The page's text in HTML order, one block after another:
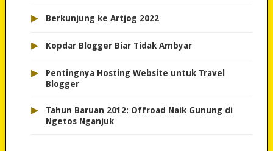
▸ Berkunjung ke Artjog 2022
▸ Kopdar Blogger Biar Tidak Ambyar
▸
Pentingnya Hosting Website untuk Travel
Blogger
▸
Tahun Baruan 2012: Offroad Naik Gunung di
Ngetos Nganjuk